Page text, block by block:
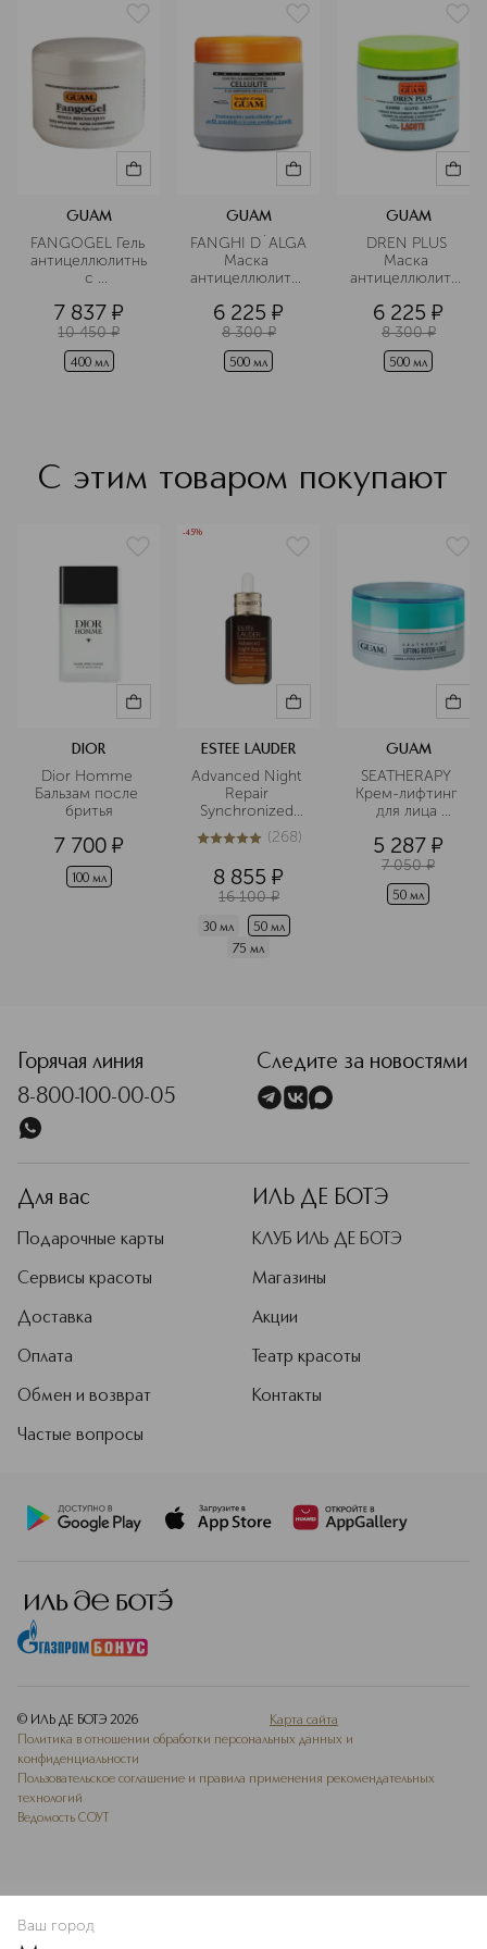
GUAM
FANGOGEL Гель
антицеллюлитный
с
наносферами
7 837 ¤
10 450 ¤
400 мл
GUAM
FANGHI D`ALGA
Маска
антицеллюлитная
чувствительной
кожи с
хрупкими
капиллярами
6 225 ¤
8 300 ¤
500 мл
GUAM
DREN PLUS
Маска
антицеллюлитная
эффектом
6 225 ¤
8 300 ¤
500 мл
С этим товаром покупают
DIOR
Dior Homme
Бальзам после
бритья
7 700 ¤
100 мл
-45%
ESTEE LAUDER
Advanced Night
Repair
Synchronized
Multi-Recovery
Complex
восстанавливающая
сыворотка
5из 5268 (268)
8 855 ¤
16 100 ¤
30 мл
50 мл
75 мл
GUAM
SEATHERAPY
Крем-лифтинг
для лица
с гиалуроновой
кислотой
5 287 ¤
7 050 ¤
50 мл
В КОРЗИНУ
Горячая линия
8-800-100-00-05
Следите за новостями
Для вас
Подарочные карты
Сервисы красоты
Доставка
Оплата
Обмен и возврат
Частые вопросы
ИЛЬ ДЕ БОТЭ
КЛУБ ИЛЬ ДЕ БОТЭ
Магазины
Акции
Театр красоты
Контакты
© ИЛЬ ДЕ БОТЭ 2026
Карта сайта
Политика в отношении обработки персональных данных и
конфиденциальности
Пользовательское соглашение и правила применения рекомендательных
технологий
Ведомость СОУТ
Ваш город